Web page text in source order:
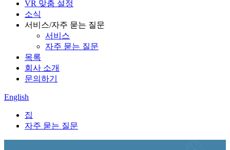
VR 맞춤 설정
소식
서비스/자주 묻는 질문
서비스
자주 묻는 질문
목록
회사 소개
문의하기
English
집
자주 묻는 질문